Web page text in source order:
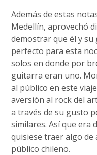
Además de estas
Medellín, aprovechó
demostrar que él y
perfecto para esta
solos en donde por
guitarra eran uno.
al público en este
aversión al rock del
a través de su gusto
similares. Así que era
quisiese traer algo de
público chileno.